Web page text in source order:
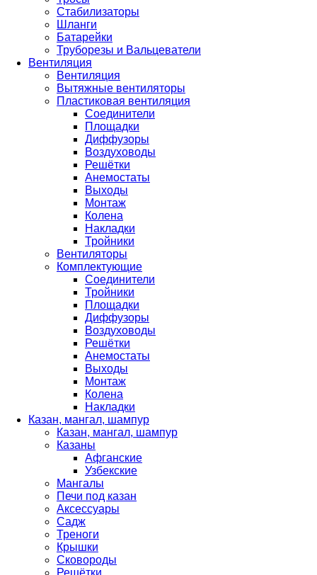
Стабилизаторы
Шланги
Батарейки
Труборезы и Вальцеватели
Вентиляция
Вентиляция
Вытяжные вентиляторы
Пластиковая вентиляция
Соединители
Площадки
Диффузоры
Воздуховоды
Решётки
Анемостаты
Выходы
Монтаж
Колена
Накладки
Тройники
Вентиляторы
Комплектующие
Соединители
Тройники
Площадки
Диффузоры
Воздуховоды
Решётки
Анемостаты
Выходы
Монтаж
Колена
Накладки
Казан, мангал, шампур
Казан, мангал, шампур
Казаны
Афганские
Узбекские
Мангалы
Печи под казан
Аксессуары
Садж
Треноги
Крышки
Сковороды